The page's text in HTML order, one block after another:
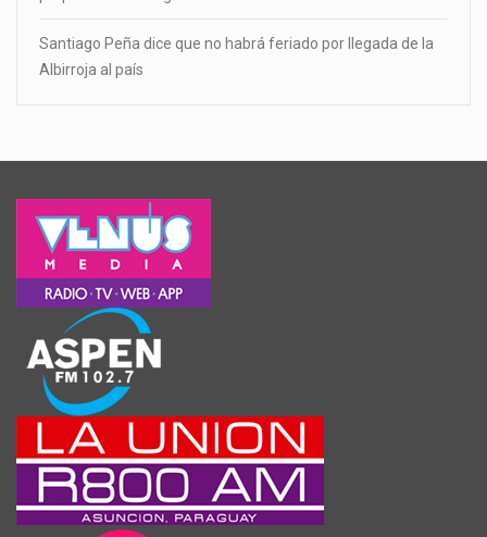
Santiago Peña dice que no habrá feriado por llegada de la
Albirroja al país